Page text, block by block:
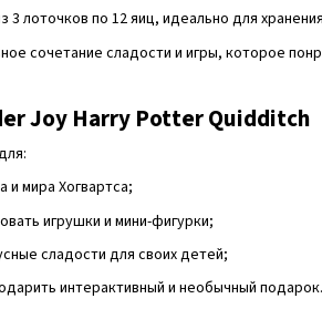
3 лоточков по 12 яиц, идеально для
сочетание сладости и игры, которое
Joy Harry Potter Quidditch
и мира Хогвартса;
игрушки и мини-фигурки;
сладости для своих детей;
интерактивный и необычный подарок.